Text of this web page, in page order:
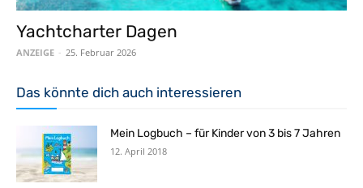
Yachtcharter Dagen
ANZEIGE - 25. Februar 2026
Das könnte dich auch interessieren
Mein Logbuch – für Kinder von 3 bis 7 Jahren
12. April 2018